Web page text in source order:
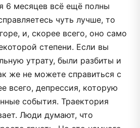
6 месяцев всё ещё полны
чуть лучше, то
и, скорее всего, оно само
степени. Если вы
утрату, были разбиты и
же не можете справиться с
всего, депрессия, которую
события. Траектория
Люди думают, что